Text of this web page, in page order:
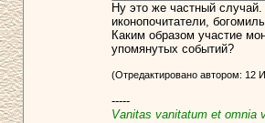
Ну это же частный
иконопочитатели,
Каким образом участие
упомянутых событий?
(Отредактировано автором: 12
-----
Vanitas vanitatum et omnia